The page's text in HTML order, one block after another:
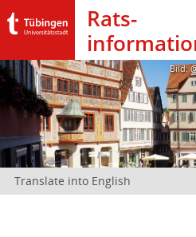
Rats­
Bild:
Translate into English